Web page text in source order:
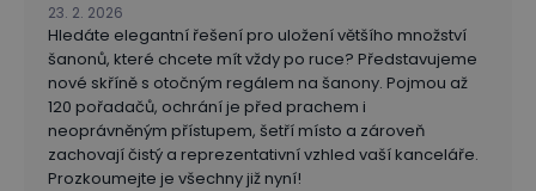
Hledáte elegantní řešení pro uložení většího množství
šanonů, které chcete mít vždy po ruce? Představujeme
nové skříně s otočným regálem na šanony. Pojmou až
120 pořadačů, ochrání je před prachem i
neoprávněným přístupem, šetří místo a zároveň
zachovají čistý a reprezentativní vzhled vaší kanceláře.
Prozkoumejte je všechny již nyní!
23. 2. 2026